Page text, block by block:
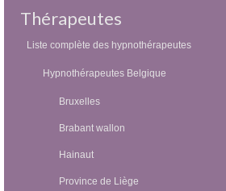
Thérapeutes
Liste complète des hypnothérapeutes
Hypnothérapeutes Belgique
Bruxelles
Brabant wallon
Hainaut
Province de Liège